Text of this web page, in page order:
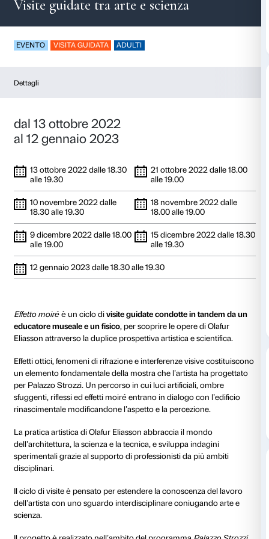
Visite guidate tra arte e scienza
Dettagli
dal 13 ottobre 2022
al 12 gennaio 2023
13 ottobre 2022 dalle 18.30
alle 19.30
21 ottobre
alle 19.00
10 novembre 2022 dalle
18.30 alle 19.30
18 novembre
18.00 alle
9 dicembre 2022 dalle 18.00
alle 19.00
15 dicembre
alle 19.30
12 gennaio 2023 dalle 18.30 alle 19.30
Effetto moiréè un ciclo divisite guidate condotte in